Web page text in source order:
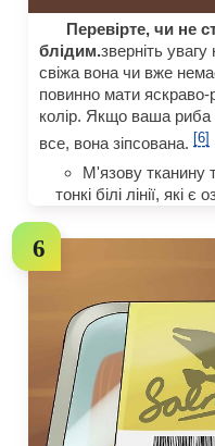
Перевірте, чи не
блідим.зверніть
свіжа вона чи вже
повинно мати
колір. Якщо ваша риба
все, вона зіпсована.[6]
М'язову тканину
тонкі білі лінії, які є